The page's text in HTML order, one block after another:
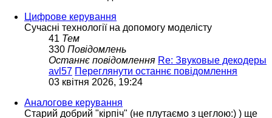
Цифрове керування
Сучасні технології на допомогу моделісту
41 Тем
330 Повідомлень
Останнє повідомлення Re: Звуковые декодеры
avl57 Переглянути останнє повідомлення
03 квітня 2026, 19:24
Аналогове керування
Старий добрий "кірпіч" (не плутаємо з цеглою:) ) ще